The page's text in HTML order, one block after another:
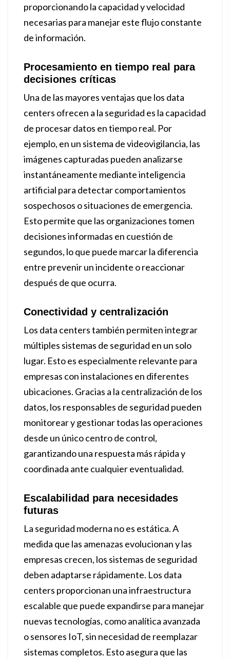
proporcionando la capacidad y velocidad
necesarias para manejar este flujo constante
de información.
Procesamiento en tiempo real para
decisiones críticas
Una de las mayores ventajas que los data
centers ofrecen a la seguridad es la capacidad
de procesar datos en tiempo real. Por
ejemplo, en un sistema de videovigilancia, las
imágenes capturadas pueden analizarse
instantáneamente mediante inteligencia
artificial para detectar comportamientos
sospechosos o situaciones de emergencia.
Esto permite que las organizaciones tomen
decisiones informadas en cuestión de
segundos, lo que puede marcar la diferencia
entre prevenir un incidente o reaccionar
después de que ocurra.
Conectividad y centralización
Los data centers también permiten integrar
múltiples sistemas de seguridad en un solo
lugar. Esto es especialmente relevante para
empresas con instalaciones en diferentes
ubicaciones. Gracias a la centralización de los
datos, los responsables de seguridad pueden
monitorear y gestionar todas las operaciones
desde un único centro de control,
garantizando una respuesta más rápida y
coordinada ante cualquier eventualidad.
Escalabilidad para necesidades
futuras
La seguridad moderna no es estática. A
medida que las amenazas evolucionan y las
empresas crecen, los sistemas de seguridad
deben adaptarse rápidamente. Los data
centers proporcionan una infraestructura
escalable que puede expandirse para manejar
nuevas tecnologías, como analítica avanzada
o sensores IoT, sin necesidad de reemplazar
sistemas completos. Esto asegura que las